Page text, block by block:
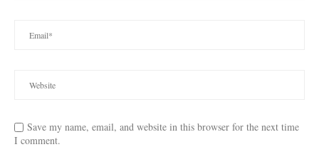
Save my name, email, and website in this browser for the next time
I comment.